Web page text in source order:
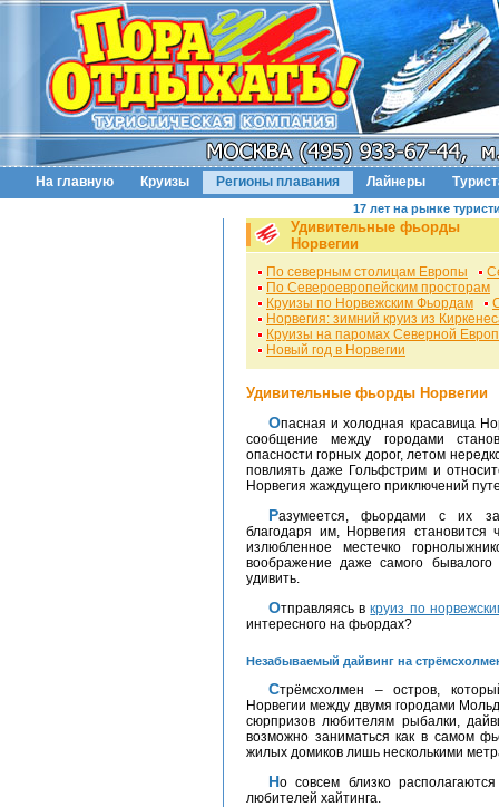
На главную Круизы Регионы плавания Лайнеры
17 лет на рынке
Удивительные фьорды
Норвегии
По северным столицам Европы
По Североевропейским просторам
Круизы по Норвежским Фьордам
Норвегия: зимний круиз из
Круизы на паромах Северной
Новый год в Норвегии
Удивительные фьорды Норвегии
Опасная и холодная красавица Норвегия таит в себе дивные фьорды. Зимой здесь
сообщение между городами
опасности горных дорог, летом
повлиять даже Гольфстрим и
Норвегия жаждущего приключений
Разумеется, фьордами с их завораживающей природной красотой! Именно
благодаря им, Норвегия
излюбленное местечко
воображение даже самого
удивить.
Отправляясь вкруиз по
интересного на фьордах?
Незабываемый дайвинг на
Стрёмсхолмен – остров, который раскинулся на северо-западном побережье
Норвегии между двумя городами
сюрпризов любителям рыбалки,
возможно заниматься как в самом
жилых домиков лишь несколькими
Но совсем близко располагаются горы, которые являются райским местом для
любителей хайтинга.